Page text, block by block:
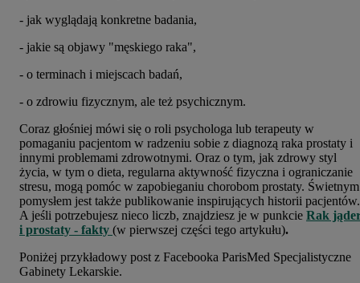
- jak wyglądają konkretne badania,
- jakie są objawy "męskiego raka",
- o terminach i miejscach badań,
- o zdrowiu fizycznym, ale też psychicznym.
Coraz głośniej mówi się o roli psychologa lub terapeuty w
pomaganiu pacjentom w radzeniu sobie z diagnozą raka prostaty i
innymi problemami zdrowotnymi. Oraz o tym, jak zdrowy styl
życia, w tym o dieta, regularna aktywność fizyczna i ograniczanie
stresu, mogą pomóc w zapobieganiu chorobom prostaty. Świetnym
pomysłem jest także publikowanie inspirujących historii pacjentów.
A jeśli potrzebujesz nieco liczb, znajdziesz je w punkcie Rak
i prostaty - fakty (w pierwszej części tego artykułu).
Poniżej przykładowy post z Facebooka ParisMed Specjalistyczne
Gabinety Lekarskie.